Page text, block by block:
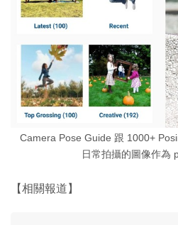
Camera Pose Guide 跟 1000+
日常拍攝的圖像作為
【相關報道】